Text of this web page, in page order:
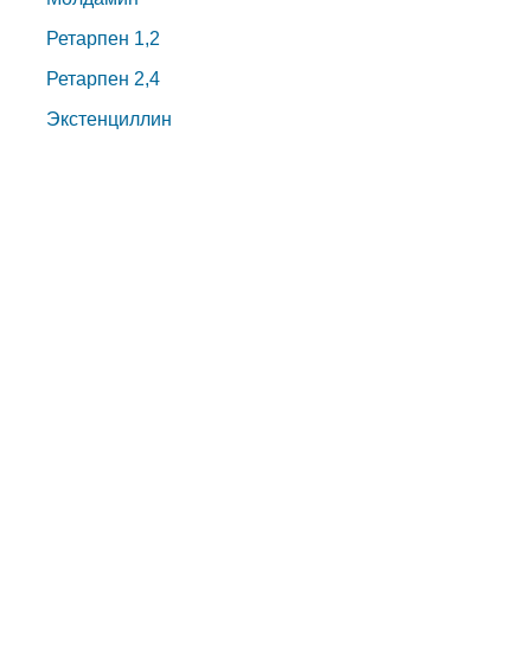
Ретарпен 1,2
Ретарпен 2,4
Экстенциллин